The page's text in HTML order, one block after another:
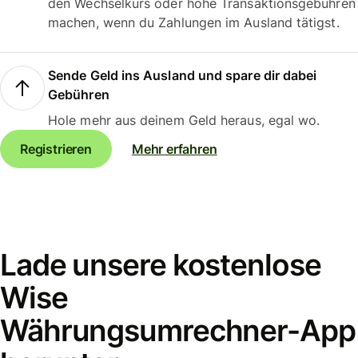
den Wechselkurs oder hohe Transaktionsgebühren
machen, wenn du Zahlungen im Ausland tätigst.
Sende Geld ins Ausland und spare dir dabei
Gebühren
Hole mehr aus deinem Geld heraus, egal wo.
Registrieren
Mehr erfahren
Lade unsere kostenlose
Wise
Währungsumrechner-App